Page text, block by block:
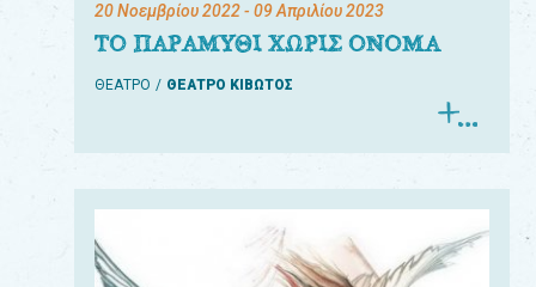
20 Νοεμβρίου 2022- 09 Απριλίου 2023
ΤΟ ΠΑΡΑΜΥΘΙ ΧΩΡΙΣ ΟΝΟΜΑ
ΘΕΑΤΡΟ ΘΕΑΤΡΟ ΚΙΒΩΤΟΣ